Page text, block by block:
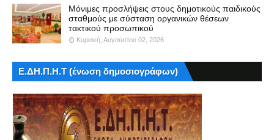
Μόνιμες προσλήψεις στους δημοτικούς παιδικούς
σταθμούς με σύσταση οργανικών θέσεων
τακτικού προσωπικού
Κυριακή, Αυγούστου 02, 2026
Ε.ΔΗ.Π.Η.Τ (ένωση δημοσιογράφων)